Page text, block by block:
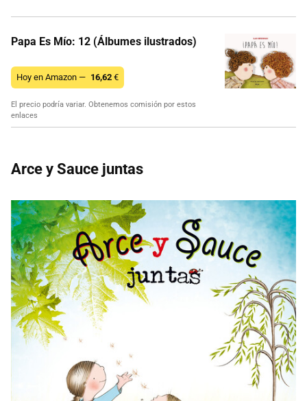
Papa Es Mío: 12 (Álbumes ilustrados)
Hoy en Amazon — 16,62 €
El precio podría variar. Obtenemos comisión por estos
enlaces
Arce y Sauce juntas